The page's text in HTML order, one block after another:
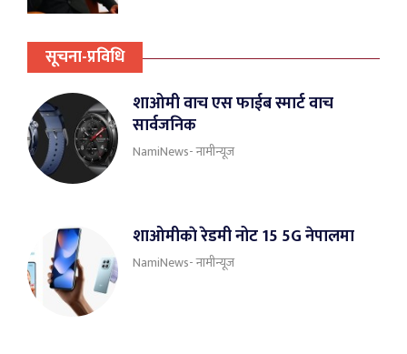
सूचना-प्रविधि
शाओमी वाच एस फाईब स्मार्ट वाच
सार्वजनिक
NamiNews- नामीन्यूज
शाओमीकाे रेडमी नोट 15 5G नेपालमा
NamiNews- नामीन्यूज